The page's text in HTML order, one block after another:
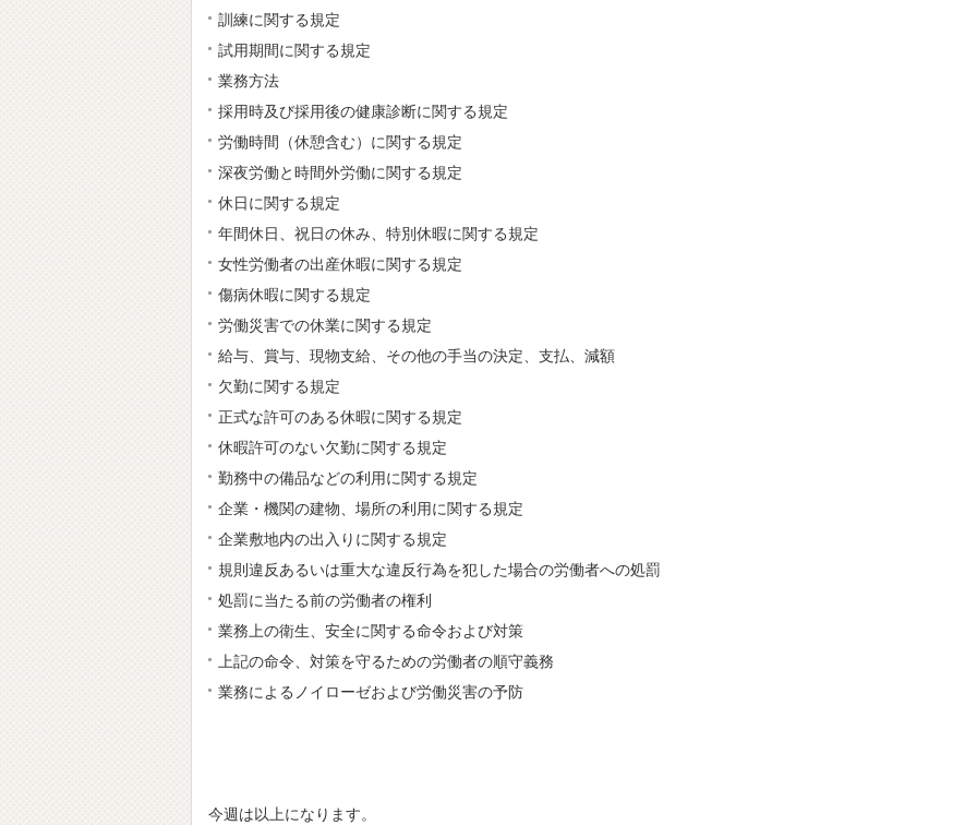
訓練に関する規定
試用期間に関する規定
業務方法
採用時及び採用後の健康診断に関する規定
労働時間（休憩含む）に関する規定
深夜労働と時間外労働に関する規定
休日に関する規定
年間休日、祝日の休み、特別休暇に関する規定
女性労働者の出産休暇に関する規定
傷病休暇に関する規定
労働災害での休業に関する規定
給与、賞与、現物支給、その他の手当の決定、支払、減額
欠勤に関する規定
正式な許可のある休暇に関する規定
休暇許可のない欠勤に関する規定
勤務中の備品などの利用に関する規定
企業・機関の建物、場所の利用に関する規定
企業敷地内の出入りに関する規定
規則違反あるいは重大な違反行為を犯した場合の労働者への処罰
処罰に当たる前の労働者の権利
業務上の衛生、安全に関する命令および対策
上記の命令、対策を守るための労働者の順守義務
業務によるノイローゼおよび労働災害の予防
今週は以上になります。